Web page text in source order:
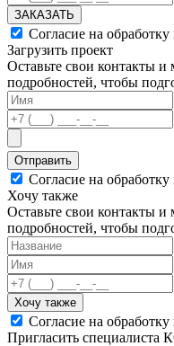
ЗАКАЗАТЬ
Согласие на
Загрузить проект
Оставьте свои контакты
подробностей, чтобы
Отправить
Согласие на
Хочу также
Оставьте свои контакты
подробностей, чтобы
Хочу также
Согласие на
Пригласить специалиста